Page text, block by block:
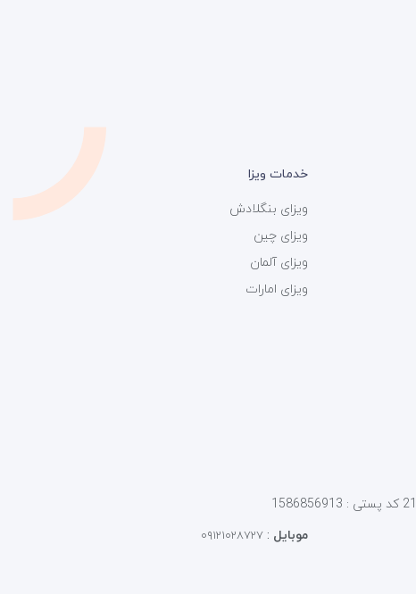
خدمات ویزا
ویزای بنگلادش
ویزای چین
ویزای آلمان
ویزای امارات
موبایل : ۰۹۱۲۱۰۲۸۷۲۷